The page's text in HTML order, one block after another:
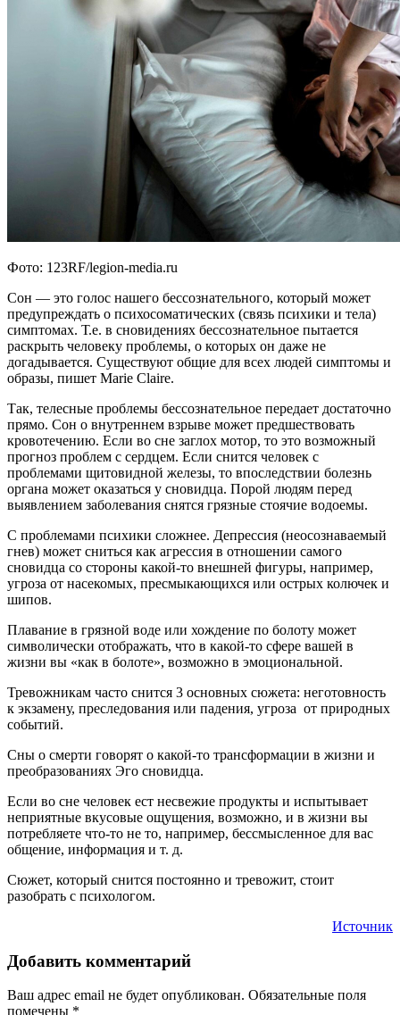
Фото: 123RF/legion-media.ru
Сон — это голос нашего бессознательного, который может
предупреждать о психосоматических (связь психики и тела)
симптомах. Т.е. в сновидениях бессознательное пытается
раскрыть человеку проблемы, о которых он даже не
догадывается. Существуют общие для всех людей симптомы и
образы, пишет Marie Сlaire.
Так, телесные проблемы бессознательное передает достаточно
прямо. Сон о внутреннем взрыве может предшествовать
кровотечению. Если во сне заглох мотор, то это возможный
прогноз проблем с сердцем. Если снится человек с
проблемами щитовидной железы, то впоследствии болезнь
органа может оказаться у сновидца. Порой людям перед
выявлением заболевания снятся грязные стоячие водоемы.
С проблемами психики сложнее. Депрессия (неосознаваемый
гнев) может сниться как агрессия в отношении самого
сновидца со стороны какой-то внешней фигуры, например,
угроза от насекомых, пресмыкающихся или острых колючек и
шипов.
Плавание в грязной воде или хождение по болоту может
символически отображать, что в какой-то сфере вашей в
жизни вы «как в болоте», возможно в эмоциональной.
Тревожникам часто снится 3 основных сюжета: неготовность
к экзамену, преследования или падения, угроза от природных
событий.
Сны о смерти говорят о какой-то трансформации в жизни и
преобразованиях Эго сновидца.
Если во сне человек ест несвежие продукты и испытывает
неприятные вкусовые ощущения, возможно, и в жизни вы
потребляете что-то не то, например, бессмысленное для вас
общение, информация и т. д.
Сюжет, который снится постоянно и тревожит, стоит
разобрать с психологом.
Источник
Добавить комментарий
Ваш адрес email не будет опубликован. Обязательные поля
помечены *